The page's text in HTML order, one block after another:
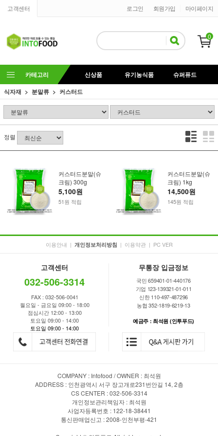
고객센터 마이페이지
회원가입
로그인
0
카테고리 신상품 유기농식품
슈퍼퓨드
식자재
분말류 커스터드
정렬
커스터드분말(슈
크림) 300g
5,100원
51원 적립
커스터드분말(슈
크림) 1kg
14,500원
145원 적립
이용안내 | 개인정보처리방침 | 이용약관 | PC VER
고객센터
032-506-3314
FAX : 032-506-0041
월요일 - 금요일 09:00 - 18:00
점심시간 12:00 - 13:00
토요일 09:00 - 14:00
토요일 09:00 - 14:00
무통장 입금정보
국민 659401-01-440176
기업 123-139321-01-011
신한 110-497-487296
농협 352-1819-6219-13
예금주 : 최석원 (인투푸드)
COMPANY : Intofood / OWNER : 최석원
ADDRESS : 인천광역시 서구 장고개로231번안길 14, 2층
CS CENTER : 032-506-3314
개인정보관리책임자 : 최석원
사업자등록번호 : 122-18-38441
통신판매업신고 : 2008-인천부평-421